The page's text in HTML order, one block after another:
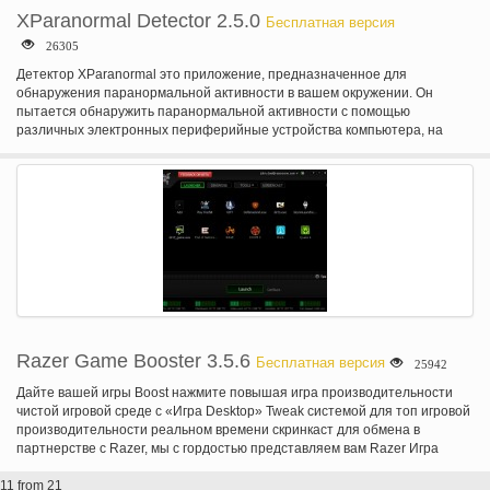
XParanormal Detector 2.5.0 Бесплатная версия
26305
Детектор XParanormal это приложение, предназначенное для
обнаружения паранормальной активности в вашем окружении. Он
пытается обнаружить паранормальной активности с помощью
различных электронных периферийные устройства компьютера, на
компьютерного оборудования для измерения патологических
изменений и обнаружения вибрации и энергии, чтобы помочь любые
духи с вами общаться. Каждое чтение анализируется из различных
адаптеров, у вас уже есть на вашем компьютере. XParanormal детектор
использует уникальный алгоритм для анализа (на основе быстрого
адаптер проанализированы для выявления быстрые КВАНТОВЫЕ
флуктуации. Интерпретации чтения отображаются графически в двух
областях и маркеры на радаре (только PRO версия) наряду с числовые
Используйте XParanormal детектор для обнаружения нечетные
изменения в потоке с ваш ноутбук, нетбук или настольный компьютер.
Паранормальные охотники всех типов могут найти аномальных
областях окружающей их среды где чтение просто не могут быть
объяснены.Теория о том, что происходит это, что интеллектуальной
энергии могут быть осведомлены о их способности влиять электроники
толкования некоторых чтений из вашего Wifi адаптер или сетевой
Razer Game Booster 3.5.6 Бесплатная версия 25942
Дайте вашей игры Boost нажмите повышая игра производительности
чистой игровой среде с «Игра Desktop» Tweak системой для топ игровой
производительности реальном времени скринкаст для обмена в
партнерстве с Razer, мы с гордостью представляем вам Razer Игра
абсолютное лучшее исполнение вашей системы и игры. Одним щелчком
11 from 21